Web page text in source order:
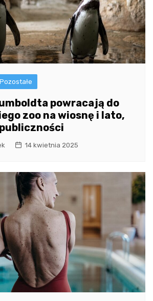
Pozostałe
powracają do
zoo na wiosnę i lato,
14 kwietnia 2025